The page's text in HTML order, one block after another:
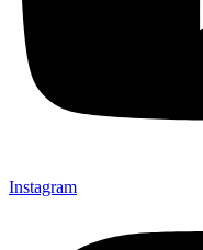
Instagram